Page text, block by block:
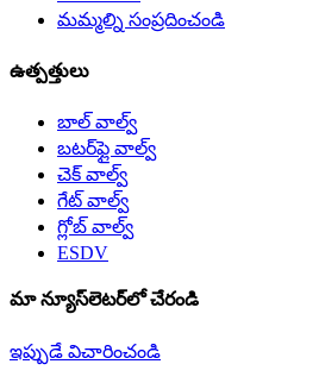
మమ్మల్ని సంప్రదించండి
ఉత్పత్తులు
బాల్ వాల్వ్
బటర్‌ఫ్లై వాల్వ్
చెక్ వాల్వ్
గేట్ వాల్వ్
గ్లోబ్ వాల్వ్
ESDV
మా న్యూస్‌లెటర్‌లో చేరండి
ఇప్పుడే విచారించండి